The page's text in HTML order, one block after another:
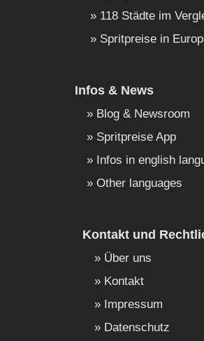
118 Städte im
Spritpreise in
Infos & News
Blog & Newsroom
Spritpreise App
Infos in english
Other languages
Kontakt und
Über uns
Kontakt
Impressum
Datenschutz